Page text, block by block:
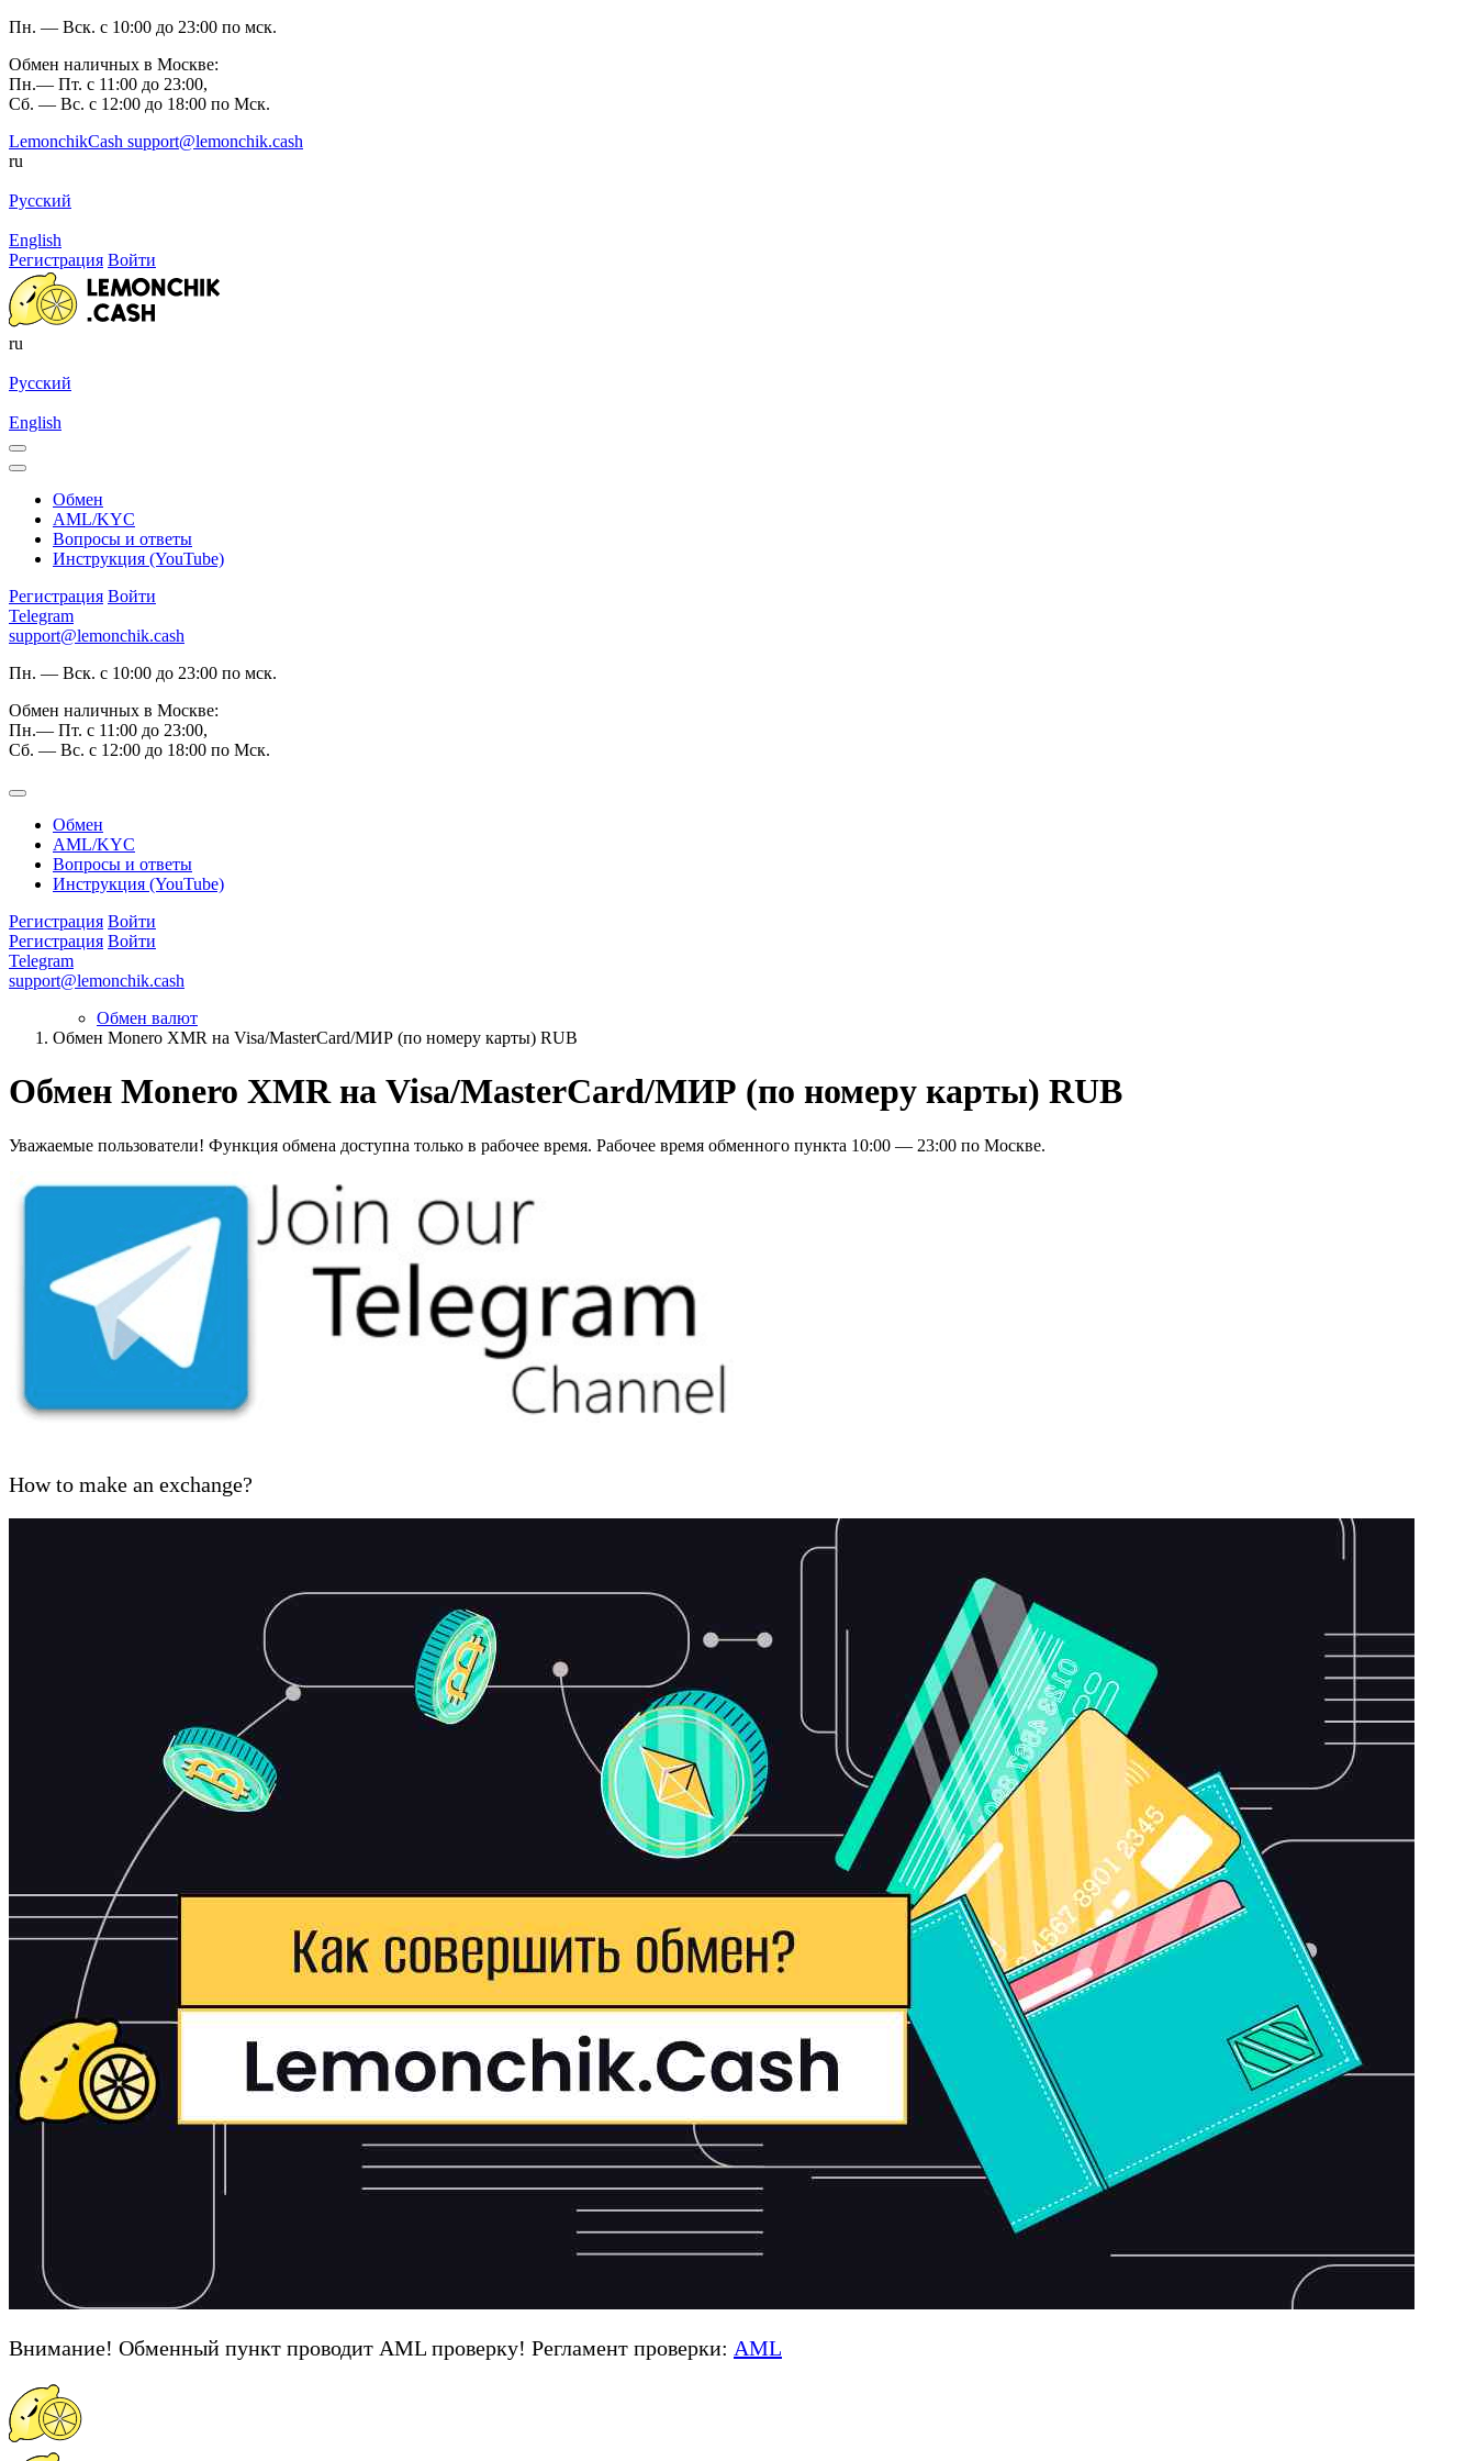
Пн. — Вск. с 10:00 до 23:00 по мск.
Обмен наличных в Москве:
Пн.— Пт. с 11:00 до 23:00,
Сб. — Вс. с 12:00 до 18:00 по Мск.
LemonchikCash support@lemonchik.cash
ru
Русский
English
Регистрация Войти
ru
Русский
English
Обмен
AML/KYC
Вопросы и ответы
Инструкция (YouTube)
Регистрация Войти
Telegram
support@lemonchik.cash
Пн. — Вск. с 10:00 до 23:00 по мск.
Обмен наличных в Москве:
Пн.— Пт. с 11:00 до 23:00,
Сб. — Вс. с 12:00 до 18:00 по Мск.
Обмен
AML/KYC
Вопросы и ответы
Инструкция (YouTube)
Регистрация Войти
Регистрация Войти
Telegram
support@lemonchik.cash
Обмен валют
Обмен Monero XMR на Visa/MasterCard/МИР (по номеру карты) RUB
Обмен Monero XMR на Visa/MasterCard/МИР (по номеру карты) RUB
Уважаемые пользователи! Функция обмена доступна только в рабочее время. Рабочее время обменного пункта 10:00 — 23:00 по Москве.
How to make an exchange?
Внимание! Обменный пункт проводит AML проверку! Регламент проверки: AML